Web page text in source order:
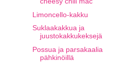
Limoncello-kakku
Suklaakakkua ja
juustokakkukeksejä
Possua ja parsakaalia
pähkinöillä